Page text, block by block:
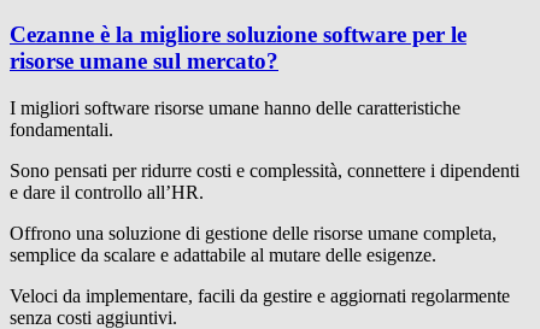
Cezanne è la migliore soluzione software per le
risorse umane sul mercato?
I migliori software risorse umane hanno delle caratteristiche
fondamentali.
Sono pensati per ridurre costi e complessità, connettere i dipendenti
e dare il controllo all’HR.
Offrono una soluzione di gestione delle risorse umane completa,
semplice da scalare e adattabile al mutare delle esigenze.
Veloci da implementare, facili da gestire e aggiornati regolarmente
senza costi aggiuntivi.